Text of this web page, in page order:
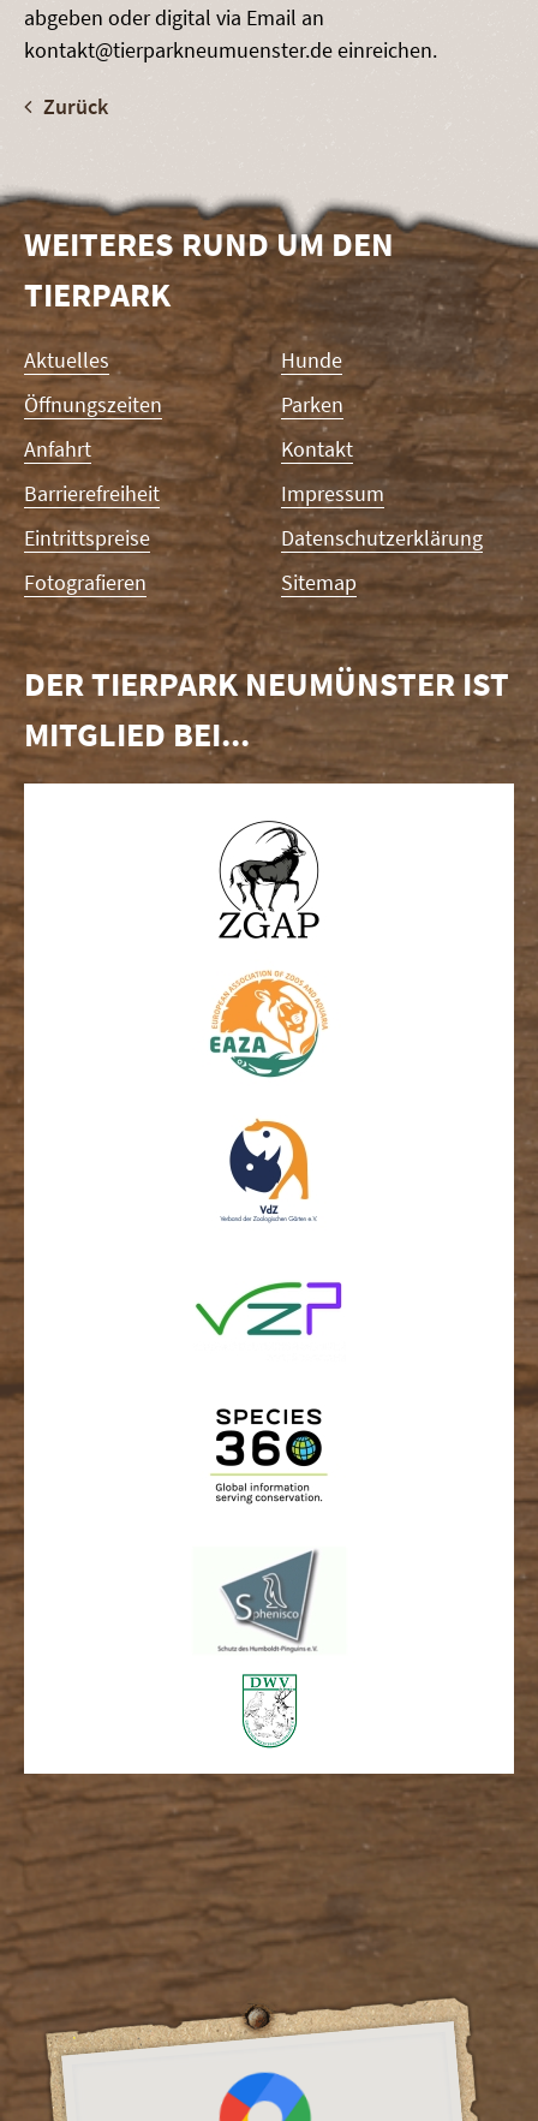
abgeben oder digital via Email an
kontakt@tierparkneumuenster.de einreichen.
Zurück
WEITERES RUND UM DEN
TIERPARK
Navigation
überspringen
Aktuelles
Öffnungszeiten
Anfahrt
Barrierefreiheit
Eintrittspreise
Fotografieren
Hunde
Parken
Kontakt
Impressum
Datenschutzerklärung
Sitemap
DER TIERPARK NEUMÜNSTER IST
MITGLIED BEI...